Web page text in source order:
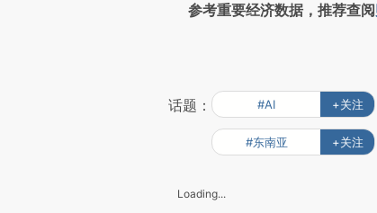
参考重要经济数据，推荐查阅
话题： #AI +关注
#东南亚 +关注
Loading...